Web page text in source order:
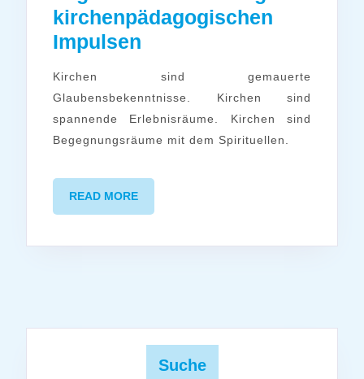
kirchenpädagogischen
Impulsen
Kirche
entdecken
und
begeistern
–
Kirchen sind gemauerte
Glaubensbekenntnisse. Kirchen sind
spannende Erlebnisräume. Kirchen sind
Begegnungsräume mit dem Spirituellen.
READ MOREREAD
MORE
Suche